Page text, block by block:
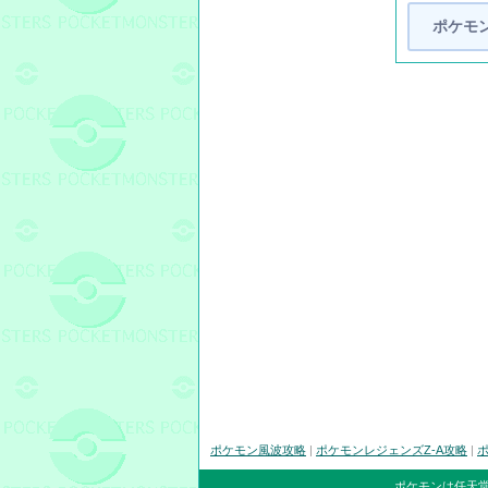
ポケモ
ポケモン風波攻略 | ポケモンレジェンズZ-A攻略 |